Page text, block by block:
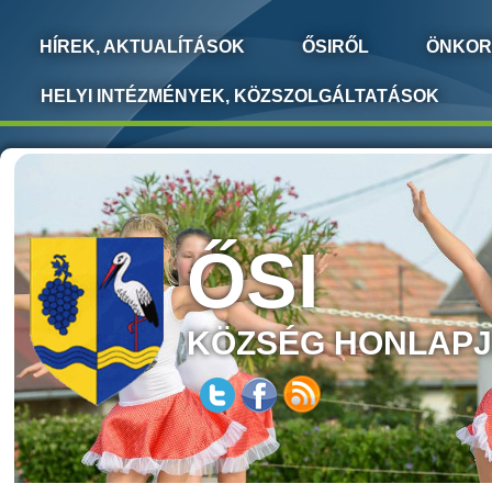
HÍREK, AKTUALÍTÁSOK ŐSIRŐL
HELYI INTÉZMÉNYEK, KÖZSZOLGÁLTATÁSOK
ŐSI
KÖZSÉG